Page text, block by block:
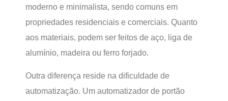
moderno e minimalista, sendo comuns em
propriedades residenciais e comerciais. Quanto
aos materiais, podem ser feitos de aço, liga de
alumínio, madeira ou ferro forjado.
Outra diferença reside na dificuldade de
automatização. Um automatizador de portão